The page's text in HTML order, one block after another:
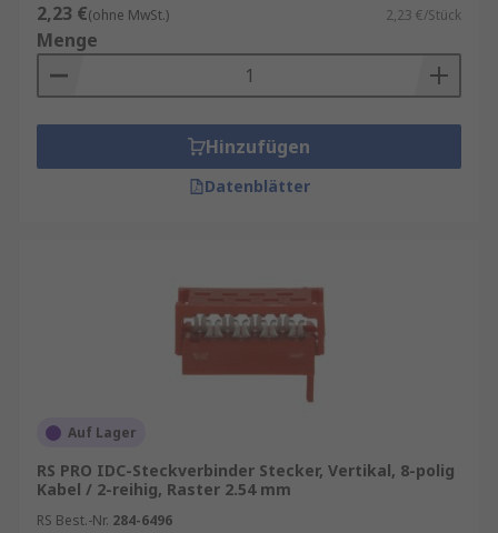
2,23 €(ohne MwSt.) 2,23 €/Stück
Menge
Hinzufügen
Datenblätter
Auf Lager
RS PRO IDC-Steckverbinder Stecker, Vertikal, 8-polig
Kabel / 2-reihig, Raster 2.54 mm
RS Best.-Nr. 284-6496